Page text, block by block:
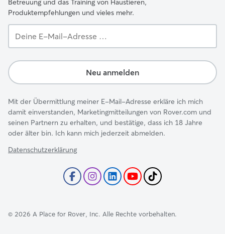
Betreuung und das Training von Haustieren,
Produktempfehlungen und vieles mehr.
E-
Adresse …
Neu anmelden
Mit der Übermittlung meiner E-Mail-Adresse erkläre ich mich
damit einverstanden, Marketingmitteilungen von Rover.com und
seinen Partnern zu erhalten, und bestätige, dass ich 18 Jahre
oder älter bin. Ich kann mich jederzeit abmelden.
Datenschutzerklärung
© 2026 A Place for Rover, Inc. Alle Rechte vorbehalten.